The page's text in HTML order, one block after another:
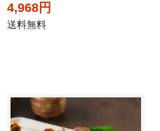
4,968円
送料無料